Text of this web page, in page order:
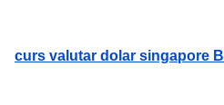
curs valutar dolar singapore